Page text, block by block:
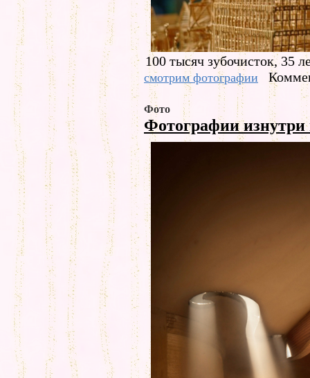
100 тысяч зубочисток, 35
смотрим фотографии
Фото
Фотографии